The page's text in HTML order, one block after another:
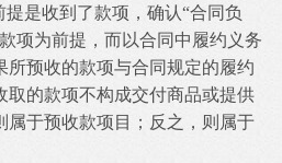
提是收到了款项，确认“合同负
项为前提，而以合同中履约义务
所预收的款项与合同规定的履约
取的款项不构成交付商品或提供
属于预收款项目；反之，则属于